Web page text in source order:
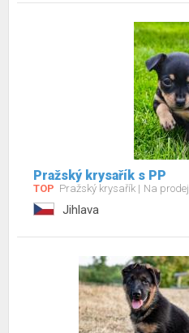
Pražský krysařík s PP
TOP Pražský krysařík Na prodej
Jihlava